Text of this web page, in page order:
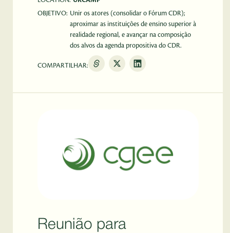
OBJETIVO: Unir os atores (consolidar o Fórum CDR);
aproximar as instituições de ensino superior à
realidade regional, e avançar na composição
dos alvos da agenda propositiva do CDR.
COMPARTILHAR:
Reunião para